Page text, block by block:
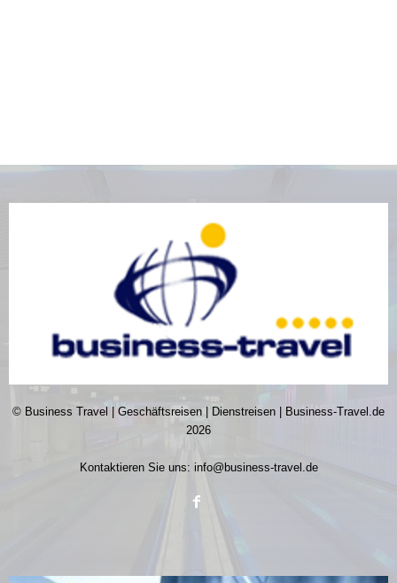
© Business Travel | Geschäftsreisen | Dienstreisen | Business-Travel.de
2026
Kontaktieren Sie uns: info@business-travel.de